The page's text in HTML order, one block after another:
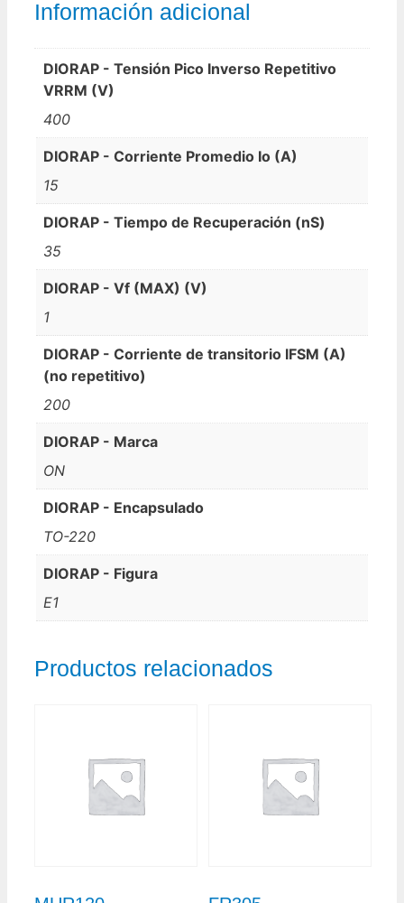
Información adicional
DIORAP - Tensión Pico Inverso Repetitivo
VRRM (V)
400
DIORAP - Corriente Promedio Io (A)
15
DIORAP - Tiempo de Recuperación (nS)
35
DIORAP - Vf (MAX) (V)
1
DIORAP - Corriente de transitorio IFSM (A)
(no repetitivo)
200
DIORAP - Marca
ON
DIORAP - Encapsulado
TO-220
DIORAP - Figura
E1
Productos relacionados